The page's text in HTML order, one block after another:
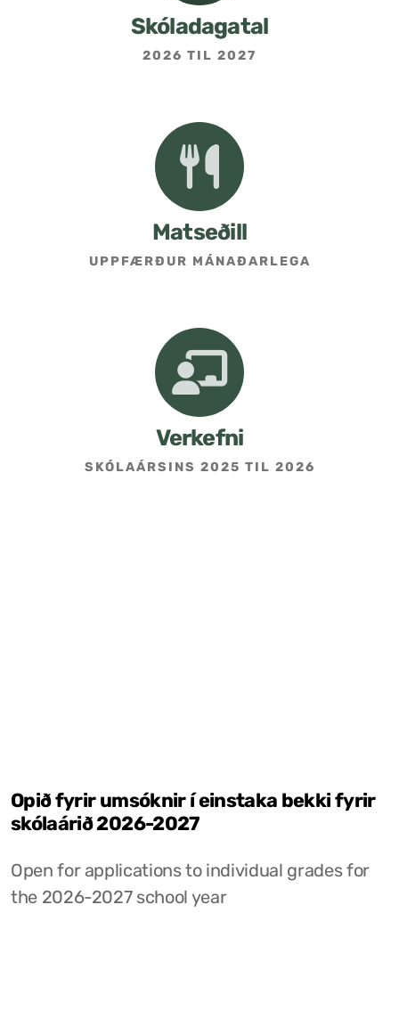
Skóladagatal
2026 TIL 2027
Matseðill
UPPFÆRÐUR MÁNAÐARLEGA
Verkefni
SKÓLAÁRSINS 2025 TIL 2026
Opið fyrir umsóknir í einstaka bekki fyrir
skólaárið 2026-2027
Open for applications to individual grades for
the 2026-2027 school year
Áætlanir og stefnur